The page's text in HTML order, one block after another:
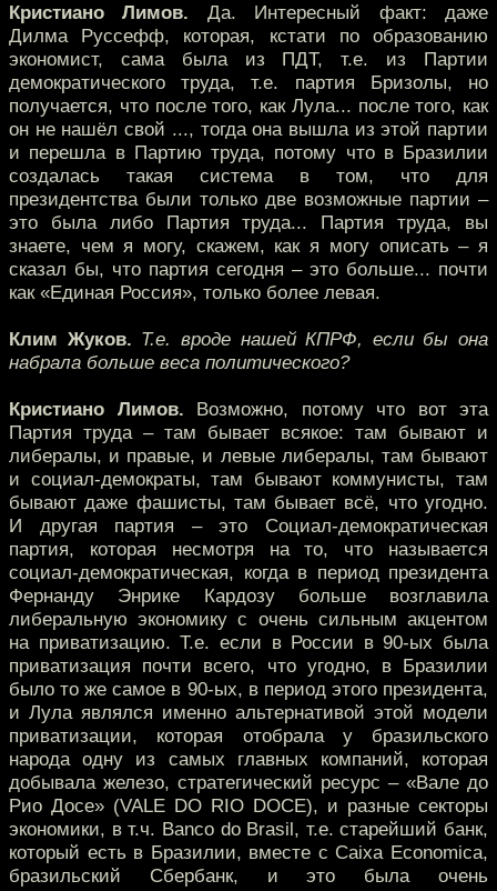
Кристиано Лимов. Да. Интересный факт: даже
Дилма Руссефф, которая, кстати по образованию
экономист, сама была из ПДТ, т.е. из Партии
демократического труда, т.е. партия Бризолы, но
получается, что после того, как Лула... после того, как
он не нашёл свой ..., тогда она вышла из этой партии
и перешла в Партию труда, потому что в Бразилии
создалась такая система в том, что для
президентства были только две возможные партии –
это была либо Партия труда... Партия труда, вы
знаете, чем я могу, скажем, как я могу описать – я
сказал бы, что партия сегодня – это больше... почти
как «Единая Россия», только более левая.
Клим Жуков. Т.е. вроде нашей КПРФ, если бы она
набрала больше веса политического?
Кристиано Лимов. Возможно, потому что вот эта
Партия труда – там бывает всякое: там бывают и
либералы, и правые, и левые либералы, там бывают
и социал-демократы, там бывают коммунисты, там
бывают даже фашисты, там бывает всё, что угодно.
И другая партия – это Социал-демократическая
партия, которая несмотря на то, что называется
социал-демократическая, когда в период президента
Фернанду Энрике Кардозу больше возглавила
либеральную экономику с очень сильным акцентом
на приватизацию. Т.е. если в России в 90-ых была
приватизация почти всего, что угодно, в Бразилии
было то же самое в 90-ых, в период этого президента,
и Лула являлся именно альтернативой этой модели
приватизации, которая отобрала у бразильского
народа одну из самых главных компаний, которая
добывала железо, стратегический ресурс – «Вале до
Рио Досе» (VALE DO RIO DOCE), и разные секторы
экономики, в т.ч. Banco do Brasil, т.е. старейший банк,
который есть в Бразилии, вместе с Caixa Economica,
бразильский Сбербанк, и это была очень